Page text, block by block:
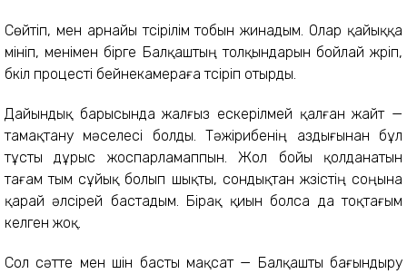
Сөйтіп, мен арнайы түсірілім тобын жинадым. Олар қайыққа
мініп, менімен бірге Балқаштың толқындарын бойлай жүріп,
бүкіл процесті бейнекамераға түсіріп отырды.
Дайындық барысында жалғыз ескерілмей қалған жайт —
тамақтану мәселесі болды. Тәжірибенің аздығынан бұл
тұсты дұрыс жоспарламаппын. Жол бойы қолданатын
тағам тым сұйық болып шықты, сондықтан жүзістің соңына
қарай әлсірей бастадым. Бірақ қиын болса да тоқтағым
келген жоқ.
Сол сәтте мен үшін басты мақсат — Балқашты бағындыру